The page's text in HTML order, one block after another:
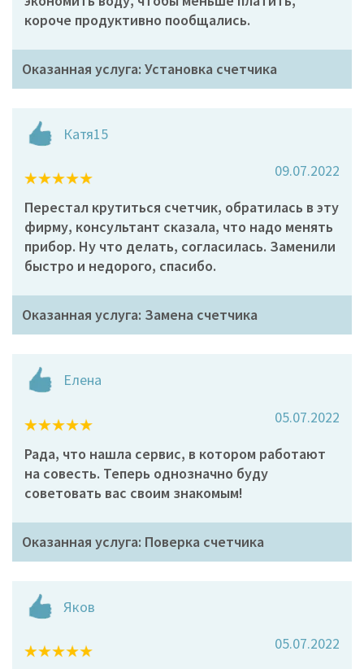
короче продуктивно пообщались.
Оказанная услуга: Установка счетчика
Катя15
09.07.2022
Перестал крутиться счетчик, обратилась в эту
фирму, консультант сказала, что надо менять
прибор. Ну что делать, согласилась. Заменили
быстро и недорого, спасибо.
Оказанная услуга: Замена счетчика
Елена
05.07.2022
Рада, что нашла сервис, в котором работают
на совесть. Теперь однозначно буду
советовать вас своим знакомым!
Оказанная услуга: Поверка счетчика
Яков
05.07.2022